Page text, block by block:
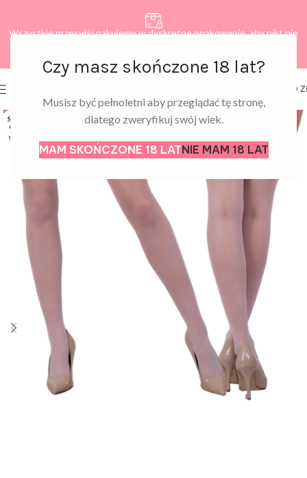
Czy masz skończone 18 lat?
Musisz być pełnoletni aby przeglądać tę stronę,
dlatego zweryfikuj swój wiek.
MAM SKOŃCZONE 18 LATNIE MAM 18 LAT
Wszystkie przesyłki pakujemy w dyskretne opakowanie, aby nikt nie
0,00
SOLD
OUT